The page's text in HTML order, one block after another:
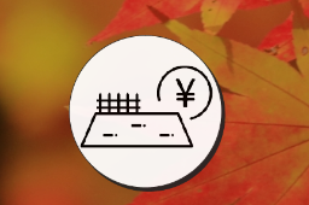
不動産購入